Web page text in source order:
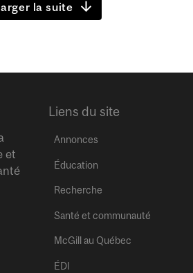
la suite
et
Liens du site
Annonces
Éducation
Recherche
Santé et communauté
McGill au Québec
ÉDI